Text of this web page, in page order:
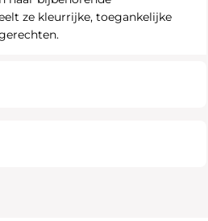
ze kleurrijke, toegankelijke